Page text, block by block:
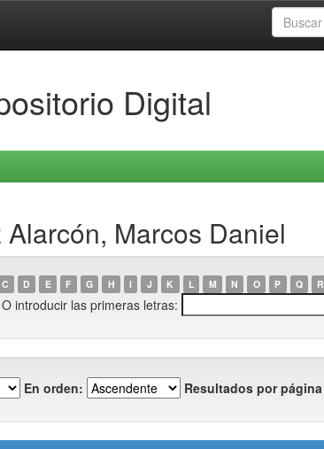
Digital
Marcos Daniel
C D E F G H I J K L M N O P Q R
O introducir las primeras letras:
En orden: Resultados por página